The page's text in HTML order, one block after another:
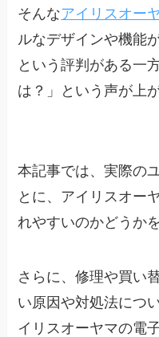
そんなアイリスオー
ルなデザインや機能
という評判がある一
は？」という声が上
本記事では、実際の
とに、アイリスオー
れやすいのかどうか
さらに、修理や買い
い原因や対処法につ
イリスオーヤマの電